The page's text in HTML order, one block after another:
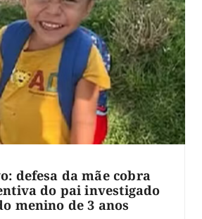
defesa da mãe cobra
do pai investigado
menino de 3 anos